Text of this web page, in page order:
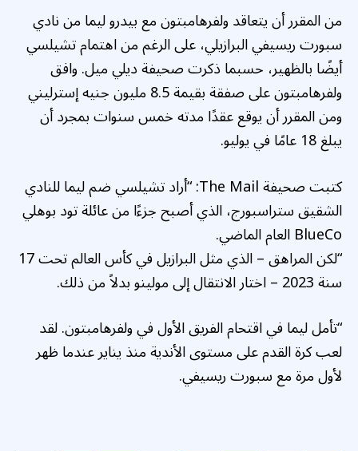
من المقرر أن يتعاقد ولفرهامبتون مع بيدرو ليما من نادي
سبورت ريسيفي البرازيلي، على الرغم من اهتمام تشيلسي
أيضًا بالظهير، حسبما ذكرت صحيفة ديلي ميل. وافق
ولفرهامبتون على صفقة بقيمة 8.5 مليون جنيه إسترليني
ومن المقرر أن يوقع عقدًا مدته خمس سنوات بمجرد أن
يبلغ 18 عامًا في يوليو.
كتبت صحيفة The Mail: “أراد تشيلسي ضم ليما للنادي
الشقيق ستراسبورج، الذي أصبح جزءًا من عائلة تود بوهلي
BlueCo العام الماضي.
“لكن المراهق – الذي مثل البرازيل في كأس العالم تحت 17
سنة 2023 – اختار الانتقال إلى مولينو بدلاً من ذلك.
“تأمل ليما في اقتحام الفريق الأول في ولفرهامبتون. لقد
لعب كرة القدم على مستوى الأندية منذ يناير عندما ظهر
لأول مرة مع سبورت ريسيفي.